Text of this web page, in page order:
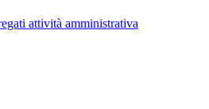
attività amministrativa